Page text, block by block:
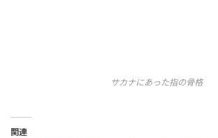
サカナにあった指の骨格
関連